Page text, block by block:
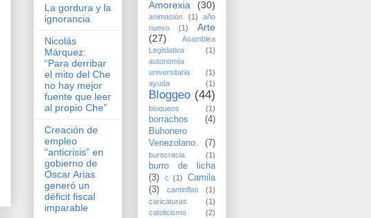
La gordura y la
ignorancia
Nicolás
Márquez:
“Para derribar
el mito del Che
no hay mejor
fuente que leer
al propio Che”
Creación de
empleo
“anticrisis” en
gobierno de
Oscar Arias
generó un
déficit fiscal
imparable
Amorexia (30)
animasión (1)
año
nuevo
(1)
Arte
(27)
Asamblea
Legislativa
(1)
autonomía
universitaria
(1)
ayuda
(1)
Bloggeo (44)
bloqueos (1)
borrachos
(4)
Buhonero
Venezolano.
(7)
burocracia (1)
burro de licha
(3)
c (1)
Camila
(3)
cantinflas
(1)
caricaturas
(1)
catolicismo
(2)